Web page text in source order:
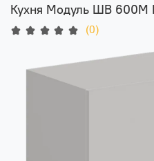
Кухня Модуль ШВ 600М
(0)